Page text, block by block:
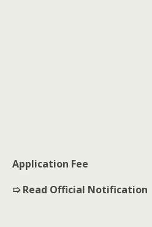
Application Fee
➯ Read Official Notification